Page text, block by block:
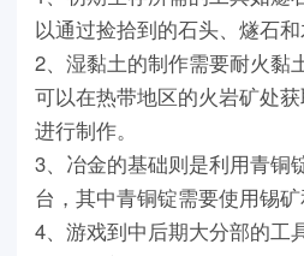
以通过捡拾到的石头、燧石和
2、湿黏土的制作需要耐火黏
可以在热带地区的火岩矿处
进行制作。
3、冶金的基础则是利用青铜
台，其中青铜锭需要使用锡矿
4、游戏到中后期大分部的工